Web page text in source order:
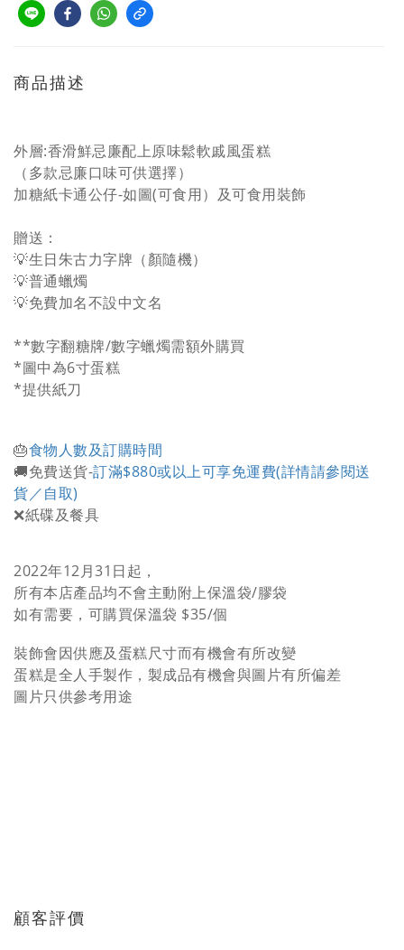
商品描述
外層:香滑鮮忌廉配上原味鬆軟戚風蛋糕
（多款忌廉口味可供選擇）
加糖紙卡通公仔-如圖(可食用）及可食用裝飾
贈送：
💡生日朱古力字牌（顏隨機）
💡普通蠟燭
💡免費加名不設中文名
**數字翻糖牌/數字蠟燭需額外購買
*圖中為6寸蛋糕
*提供紙刀
🎂食物人數及訂購時間
🚚免費送貨-訂滿$880或以上可享免運費(詳情請參閱送
貨／自取)
❌紙碟及餐具
2022年12月31日起，
所有本店產品均不會主動附上保溫袋/膠袋
如有需要，可購買保溫袋 $35/個
裝飾會因供應及蛋糕尺寸而有機會有所改變
蛋糕是全人手製作，製成品有機會與圖片有所偏差
圖片只供參考用途
顧客評價